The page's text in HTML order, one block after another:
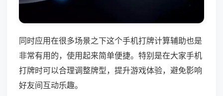
同时应用在很多场景之下这个手机打牌计算辅助也是
非常有用的，使用起来简单便捷。特别是在大家手机
打牌时可以合理调整牌型，提升游戏体验，避免影响
好友间互动乐趣。